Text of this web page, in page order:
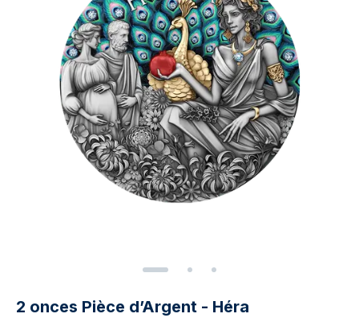
2 onces Pièce d’Argent - Héra